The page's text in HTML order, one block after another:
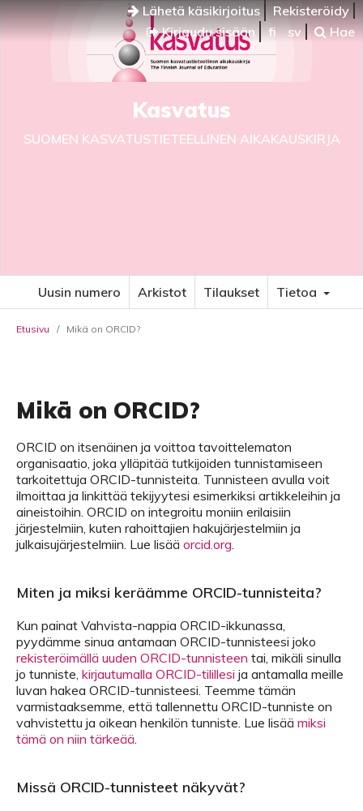
Lähetä käsikirjoitus
Rekisteröidy
Kirjaudu sisään
fi sv Hae
Kasvatus
SUOMEN KASVATUSTIETEELLINEN AIKAKAUSKIRJA
Uusin numero Arkistot Tilaukset Tietoa
Etusivu / Mikä on ORCID?
Mikä on ORCID?
ORCID on itsenäinen ja voittoa tavoittelematon
organisaatio, joka ylläpitää tutkijoiden tunnistamiseen
tarkoitettuja ORCID-tunnisteita. Tunnisteen avulla voit
ilmoittaa ja linkittää tekijyytesi esimerkiksi artikkeleihin ja
aineistoihin. ORCID on integroitu moniin erilaisiin
järjestelmiin, kuten rahoittajien hakujärjestelmiin ja
julkaisujärjestelmiin. Lue lisää orcid.org.
Miten ja miksi keräämme ORCID-tunnisteita?
Kun painat Vahvista-nappia ORCID-ikkunassa,
pyydämme sinua antamaan ORCID-tunnisteesi joko
rekisteröimällä uuden ORCID-tunnisteen tai, mikäli sinulla
jo tunniste, kirjautumalla ORCID-tilillesi ja antamalla meille
luvan hakea ORCID-tunnisteesi. Teemme tämän
varmistaaksemme, että tallennettu ORCID-tunniste on
vahvistettu ja oikean henkilön tunniste. Lue lisää miksi
tämä on niin tärkeää.
Missä ORCID-tunnisteet näkyvät?